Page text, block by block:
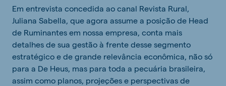
Em entrevista concedida ao canal Revista Rural,
Juliana Sabella, que agora assume a posição de Head
de Ruminantes em nossa empresa, conta mais
detalhes de sua gestão à frente desse segmento
estratégico e de grande relevância econômica, não só
para a De Heus, mas para toda a pecuária brasileira,
assim como planos, projeções e perspectivas de